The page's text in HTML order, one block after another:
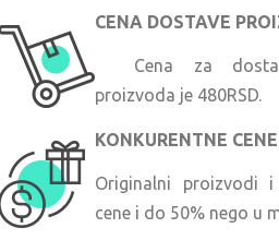
CENA DOSTAVE
Cena za
proizvoda je 480RSD.
KONKURENTNE CENE
Originalni proizvodi
cene i do 50% nego u